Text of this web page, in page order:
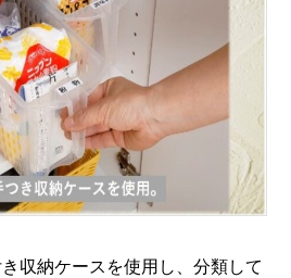
収納ケースを使用し、分類して